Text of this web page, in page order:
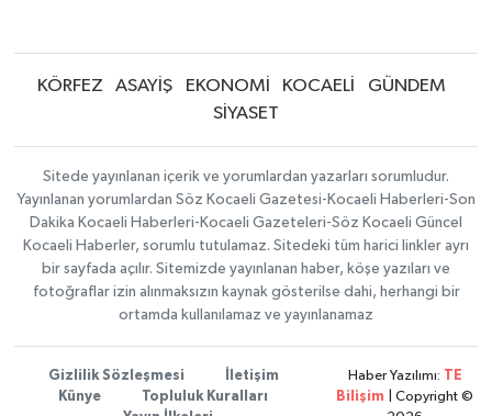
KÖRFEZ ASAYİŞ EKONOMİ KOCAELİ
GÜNDEM
SİYASET
Sitede yayınlanan içerik ve yorumlardan yazarları sorumludur.
Yayınlanan yorumlardan Söz Kocaeli Gazetesi-Kocaeli Haberleri-Son
Dakika Kocaeli Haberleri-Kocaeli Gazeteleri-Söz Kocaeli Güncel
Kocaeli Haberler, sorumlu tutulamaz. Sitedeki tüm harici linkler ayrı
bir sayfada açılır. Sitemizde yayınlanan haber, köşe yazıları ve
fotoğraflar izin alınmaksızın kaynak gösterilse dahi, herhangi bir
ortamda kullanılamaz ve yayınlanamaz
Gizlilik Sözleşmesi
İletişim
Künye
Topluluk Kuralları
Haber Yazılımı:
TE
Bilişim | Copyright ©